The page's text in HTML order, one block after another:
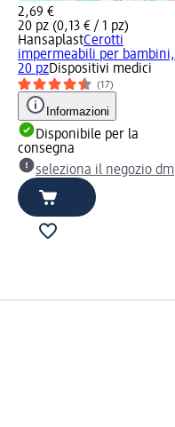
2,69 €
20 pz (0,13 € / 1 pz)
HansaplastCerotti
impermeabili per bambini,
20 pzDispositivi medici
(17)
Informazioni
Disponibile per la
consegna
seleziona il negozio dm